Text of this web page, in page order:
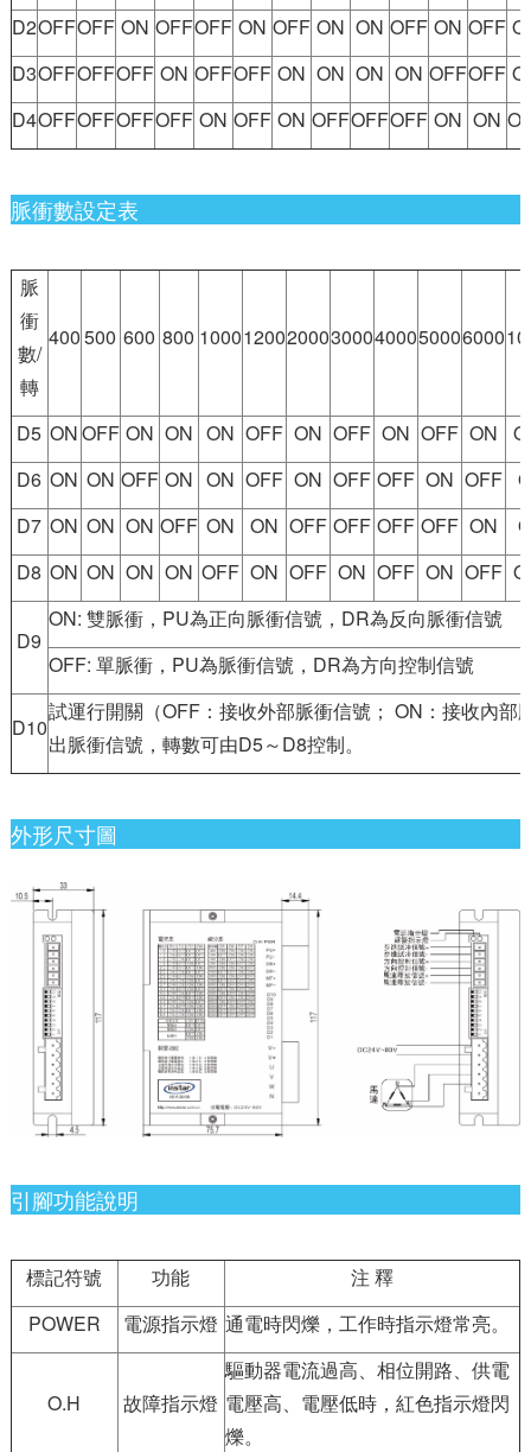
D2OFFOFF ON OFFOFF ON OFF ON ON OFF ON OFF
D3OFFOFFOFF ON OFFOFF ON ON ON ON OFFOFF
D4OFFOFFOFFOFF ON OFF ON OFFOFFOFF ON ON
脈衝數設定表
脈
衝
數/
轉
400500 600 800 1000120020003000400050006000
D5 ONOFF ON ON ON OFF ON OFF ON OFF ON
D6 ON ON OFF ON ON OFF ON OFF OFF ON OFF
D7 ON ON ON OFF ON ON OFF OFF OFF OFF ON
D8 ON ON ON ON OFF ON OFF ON OFF ON OFF
D9
ON: 雙脈衝，PU為正向脈衝信號，DR為反向脈衝信號
OFF: 單脈衝，PU為脈衝信號，DR為方向控制信號
D10
試運行開關（OFF：接收外部脈衝信號； ON：接收內部
出脈衝信號，轉數可由D5～D8控制。
外形尺寸圖
引腳功能說明
標記符號 功能
注 釋
POWER
電源指示燈 通電時閃爍，工作時指示燈常亮。
O.H 故障指示燈
驅動器電流過高、相位開路、供電
電壓高、電壓低時，紅色指示燈閃
爍。